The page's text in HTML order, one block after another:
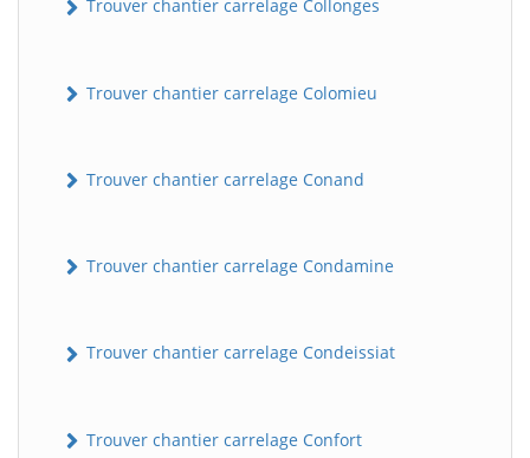
Trouver chantier carrelage Collonges
Trouver chantier carrelage Colomieu
Trouver chantier carrelage Conand
Trouver chantier carrelage Condamine
Trouver chantier carrelage Condeissiat
Trouver chantier carrelage Confort